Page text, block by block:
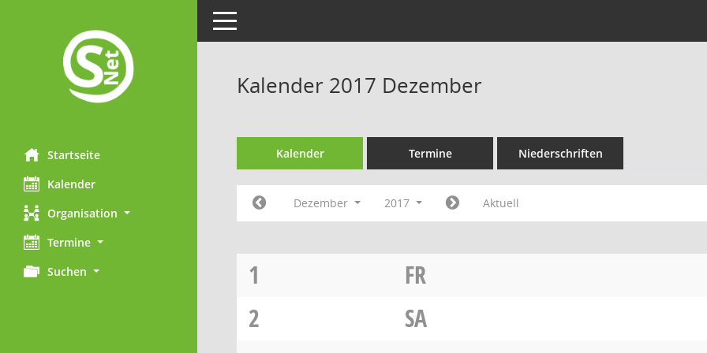
Startseite
Kalender
Organisation
Termine
Suchen
Toggle navigation
Kalender 2017 Dezember
Kalender Termine Niederschriften
Dezember 2017 Aktuell
1
FR
2
SA